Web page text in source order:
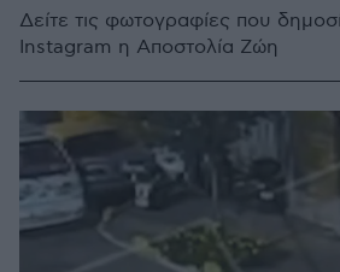
Δείτε τις φωτογραφίες που
Instagram η Αποστολία Ζώη